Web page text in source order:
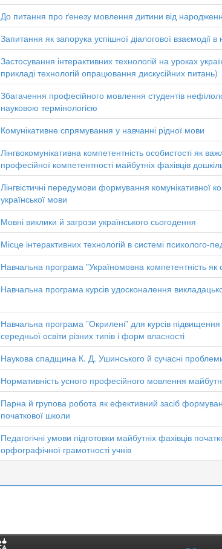
До питання про ґенезу мовлення дитини від
Запитання як запорука успішної діалогової взаємодії в
Застосування інтерактивних технологій на уроках
прикладі технологій опрацювання дискусійних питань)
Збагачення професійного мовлення студентів
науковою термінологією
Комунікативне спрямування у навчанні рідної мови
Лінгвокомунікативна компетентність особистості як
професійної компетентності майбутніх фахівців
Лінгвістичні передумови формування комунікативної
української мови
Мовні виклики й загрози українського сьогодення
Місце інтерактивних технологій в системі психолого-
Навчальна програма "Україномовна компетентність як
Навчальна програма курсів удосконалення
Навчальна програма ”Окрилені” для курсів підвищення
середньої освіти різних типів і форм власності
Наукова спадщина К. Д. Ушинського й сучасні
Нормативність усного професійного мовлення
Парна й групова робота як ефективний засіб
початкової школи
Педагогічні умови підготовки майбутніх фахівців
орфографічної грамотності учнів